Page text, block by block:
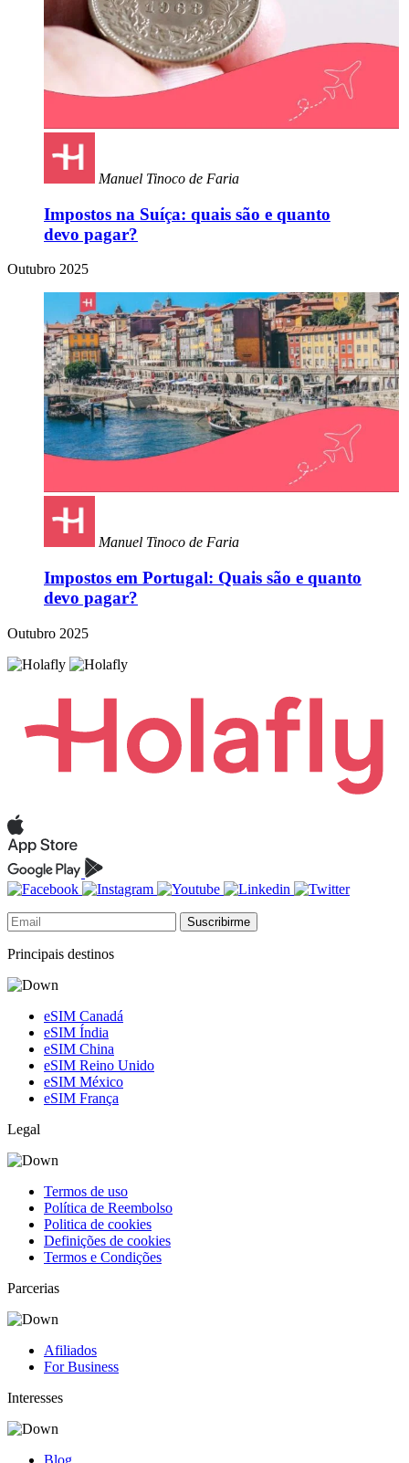
Manuel Tinoco de Faria
Impostos na Suíça: quais são e quanto
devo pagar?
Outubro 2025
Manuel Tinoco de Faria
Impostos em Portugal: Quais são e quanto
devo pagar?
Outubro 2025
Suscribirme
Principais destinos
eSIM Canadá
eSIM Índia
eSIM China
eSIM Reino Unido
eSIM México
eSIM França
Legal
Termos de uso
Política de Reembolso
Politica de cookies
Definições de cookies
Termos e Condições
Parcerias
Afiliados
For Business
Interesses
Blog